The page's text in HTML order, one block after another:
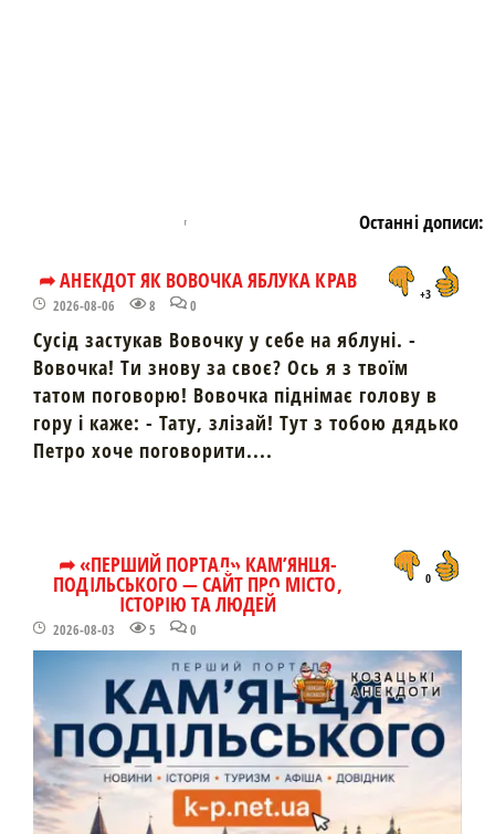
Останні дописи:
➦ АНЕКДОТ ЯК ВОВОЧКА ЯБЛУКА КРАВ
2026-08-06 8 0
+3
Сусід застукав Вовочку у себе на яблуні. -
Вовочка! Ти знову за своє? Ось я з твоїм
татом поговорю! Вовочка піднімає голову в
гору і каже: - Тату, злізай! Тут з тобою дядько
Петро хоче поговорити....
➦ «ПЕРШИЙ ПОРТАЛ» КАМ’ЯНЦЯ-
ПОДІЛЬСЬКОГО — САЙТ ПРО МІСТО,
ІСТОРІЮ ТА ЛЮДЕЙ
2026-08-03 5 0
0